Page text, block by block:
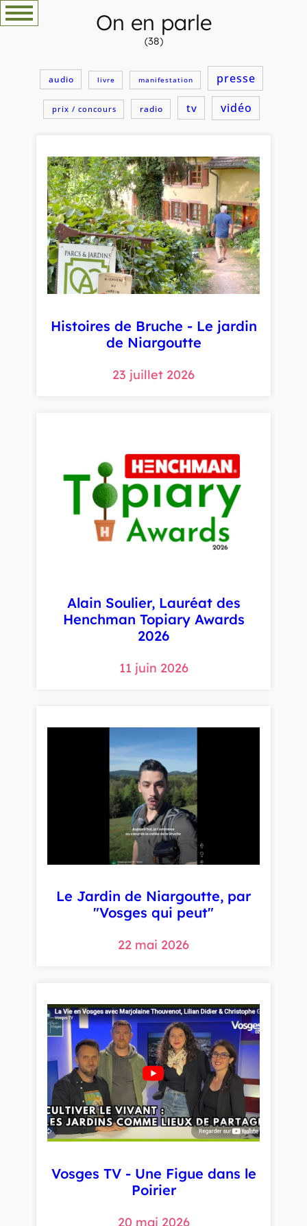
Aller
au
On en parle
(38)
audio livre manifestation presse
prix / concours radio tv vidéo
Histoires de Bruche - Le jardin
de Niargoutte
23 juillet 2026
Alain Soulier, Lauréat des
Henchman Topiary Awards
2026
11 juin 2026
Le Jardin de Niargoutte, par
"Vosges qui peut"
22 mai 2026
Vosges TV - Une Figue dans le
Poirier
20 mai 2026